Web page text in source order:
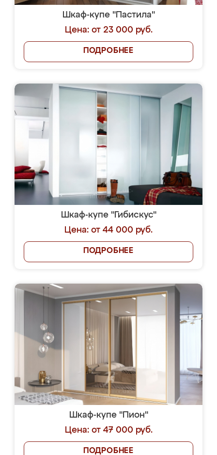
Шкаф-купе "Пастила"
Цена: от 23 000 руб.
ПОДРОБНЕЕ
Шкаф-купе "Гибискус"
Цена: от 44 000 руб.
ПОДРОБНЕЕ
Шкаф-купе "Пион"
Цена: от 47 000 руб.
ПОДРОБНЕЕ